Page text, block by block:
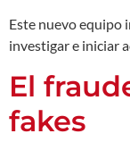
Este nuevo equipo
investigar e iniciar
El
fakes